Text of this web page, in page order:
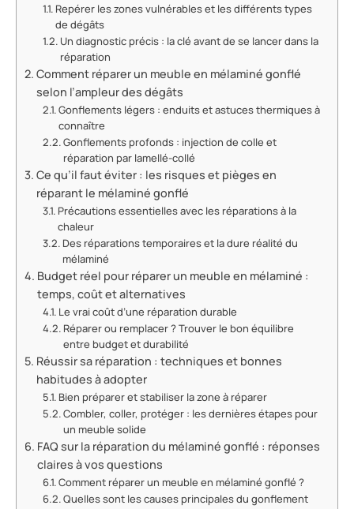
Repérer les zones vulnérables et les différents types
de dégâts
Un diagnostic précis : la clé avant de se lancer dans la
réparation
Comment réparer un meuble en mélaminé gonflé
selon l’ampleur des dégâts
Gonflements légers : enduits et astuces thermiques à
connaître
Gonflements profonds : injection de colle et
réparation par lamellé-collé
Ce qu’il faut éviter : les risques et pièges en
réparant le mélaminé gonflé
Précautions essentielles avec les réparations à la
chaleur
Des réparations temporaires et la dure réalité du
mélaminé
Budget réel pour réparer un meuble en mélaminé :
temps, coût et alternatives
Le vrai coût d’une réparation durable
Réparer ou remplacer ? Trouver le bon équilibre
entre budget et durabilité
Réussir sa réparation : techniques et bonnes
habitudes à adopter
Bien préparer et stabiliser la zone à réparer
Combler, coller, protéger : les dernières étapes pour
un meuble solide
FAQ sur la réparation du mélaminé gonflé : réponses
claires à vos questions
Comment réparer un meuble en mélaminé gonflé ?
Quelles sont les causes principales du gonflement